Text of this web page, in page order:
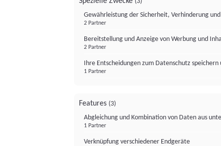
Gewährleistung der Sicherheit, Verhinderung
2 Partner
Bereitstellung und Anzeige von Werbung und
2 Partner
Ihre Entscheidungen zum Datenschutz
1 Partner
Features (3)
Abgleichung und Kombination von Daten aus
1 Partner
Verknüpfung verschiedener Endgeräte